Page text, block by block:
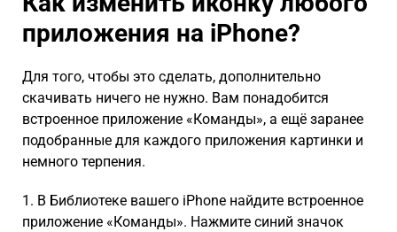
приложения на iPhone?
Для того, чтобы это сделать, дополнительно
скачивать ничего не нужно. Вам понадобится
встроенное приложение «Команды», а ещё заранее
подобранные для каждого приложения картинки и
немного терпения.
1. В Библиотеке вашего iPhone найдите встроенное
приложение «Команды». Нажмите синий значок